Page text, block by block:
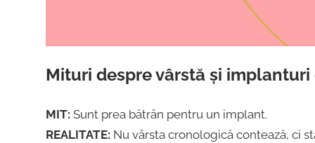
Mituri despre vârstă și
MIT: Sunt prea bătrân pentru un implant.
REALITATE: Nu vârsta cronologică contează, ci